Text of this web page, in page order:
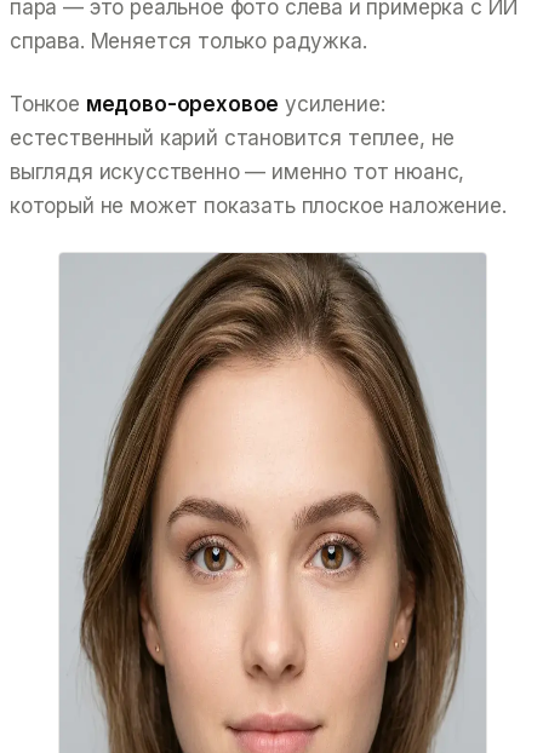
пара — это реальное фото слева и примерка с ИИ
справа. Меняется только радужка.
Тонкое медово-ореховое усиление:
естественный карий становится теплее, не
выглядя искусственно — именно тот нюанс,
который не может показать плоское наложение.